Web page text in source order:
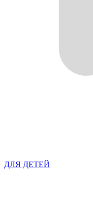
ДЛЯ ДЕТЕЙ